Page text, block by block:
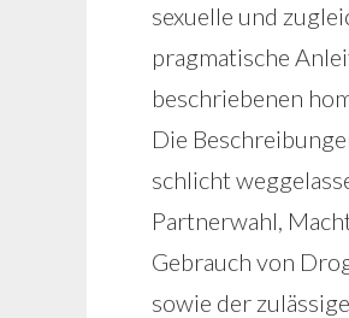
sexuelle und
pragmatische
beschriebenen
Die
schlicht
Partnerwahl,
Gebrauch von
sowie der